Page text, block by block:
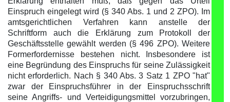
Einspruch eingelegt wird (§ 340 Abs. 1 und 2 ZPO). Im
amtsgerichtlichen Verfahren kann anstelle der
Schriftform auch die Erklärung zum Protokoll der
Geschäftsstelle gewählt werden (§ 496 ZPO). Weitere
Formerfordernisse bestehen nicht. Insbesondere ist
eine Begründung des Einspruchs für seine Zulässigkeit
nicht erforderlich. Nach § 340 Abs. 3 Satz 1 ZPO "hat"
zwar der Einspruchsführer in der Einspruchsschrift
seine Angriffs- und Verteidigungsmittel vorzubringen,